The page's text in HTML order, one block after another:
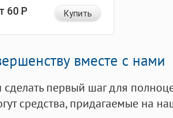
60Р Купить
вместе с нами
первый шаг для
средства, придагаемые на